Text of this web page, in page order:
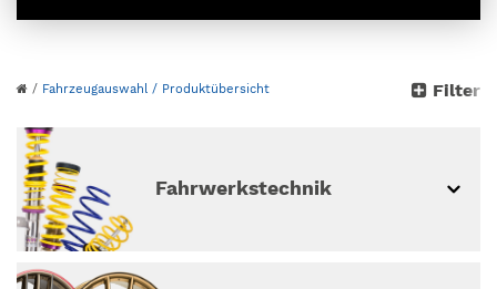
aus
weiter ohne Fahrzeugauswahl
/ Fahrzeugauswahl / Produktübersicht Filter
Fahrwerkstechnik